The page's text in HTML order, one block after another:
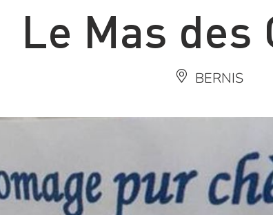
Le Mas des
BERNIS